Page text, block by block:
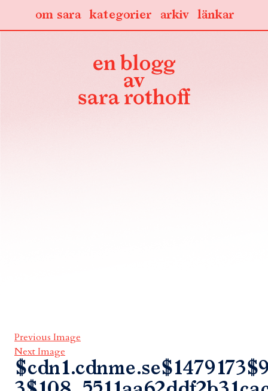
länkar
arkiv
kategorier
om sara
Previous Image
Next Image